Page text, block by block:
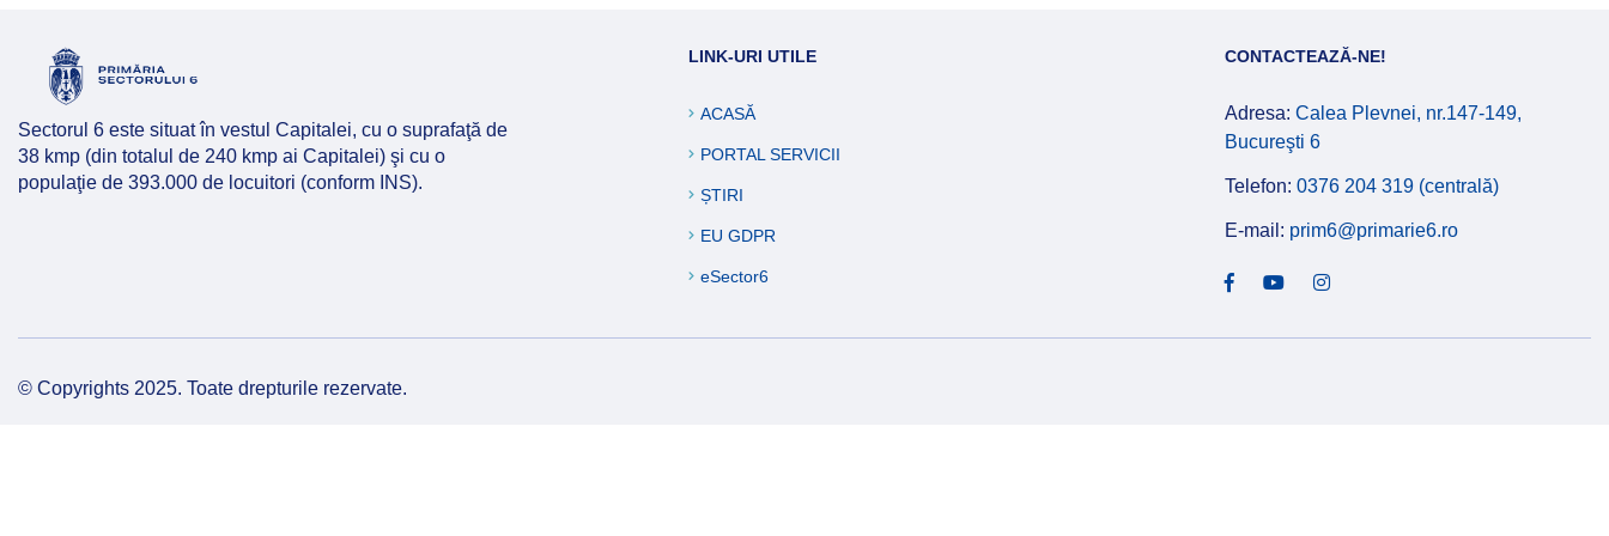
Sectorul 6 este situat în vestul Capitalei, cu o suprafaţă de
38 kmp (din totalul de 240 kmp ai Capitalei) şi cu o
populaţie de 393.000 de locuitori (conform INS).
LINK-URI UTILE
ACASĂ
PORTAL SERVICII
ȘTIRI
EU GDPR
eSector6
CONTACTEAZĂ-NE!
Adresa: Calea Plevnei, nr.147-149,
Bucureşti 6
Telefon: 0376 204 319 (centrală)
E-mail: prim6@primarie6.ro
© Copyrights 2025. Toate drepturile rezervate.